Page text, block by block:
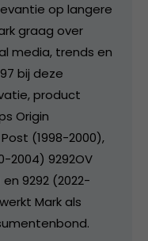
op langere
graag over
media, trends en
bij deze
product
Origin
(1998-2000),
2004) 9292OV
en 9292 (2022-
Mark als